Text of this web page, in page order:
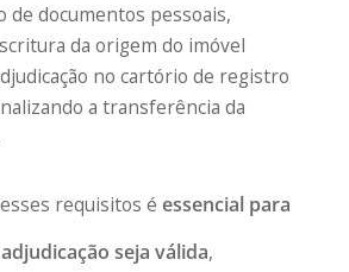
de documentos pessoais,
da origem do imóvel
no cartório de registro
a transferência da
requisitos é essencial para
seja válida,